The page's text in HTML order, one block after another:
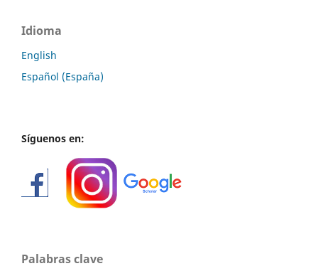
Idioma
English
Español (España)
Síguenos en:
Palabras clave